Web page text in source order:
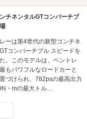
チネンタルGTコンバーチブ
ーは第4世代の新型コンチネ
コンバーチブル スピードを
。このモデルは、ベントレ
もパワフルなロードカーと
づけられ、782psの最高出力
・mの最大トル…